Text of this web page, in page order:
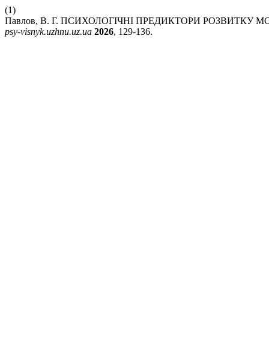
(1)
Павлов, В. Г. ПСИХОЛОГІЧНІ ПРЕДИКТОРИ
psy-visnyk.uzhnu.uz.ua 2026, 129-136.